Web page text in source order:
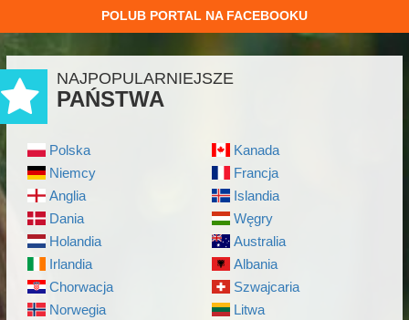
POLUB PORTAL NA FACEBOOKU
NAJPOPULARNIEJSZE
PAŃSTWA
Polska
Niemcy
Anglia
Dania
Holandia
Irlandia
Chorwacja
Norwegia
Kanada
Francja
Islandia
Węgry
Australia
Albania
Szwajcaria
Litwa